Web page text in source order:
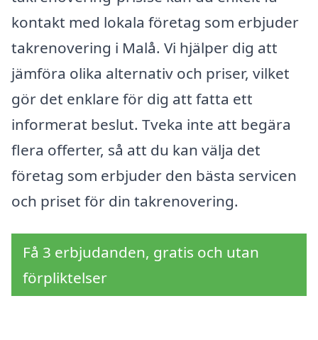
kontakt med lokala företag som erbjuder
takrenovering i Malå. Vi hjälper dig att
jämföra olika alternativ och priser, vilket
gör det enklare för dig att fatta ett
informerat beslut. Tveka inte att begära
flera offerter, så att du kan välja det
företag som erbjuder den bästa servicen
och priset för din takrenovering.
Få 3 erbjudanden, gratis och utan
förpliktelser